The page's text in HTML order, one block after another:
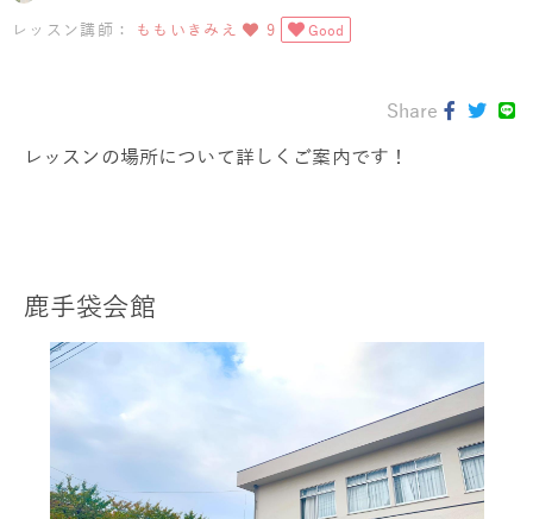
レッスン講師： ももいきみえ 9 Good
Share
レッスンの場所について詳しくご案内です！
鹿手袋会館